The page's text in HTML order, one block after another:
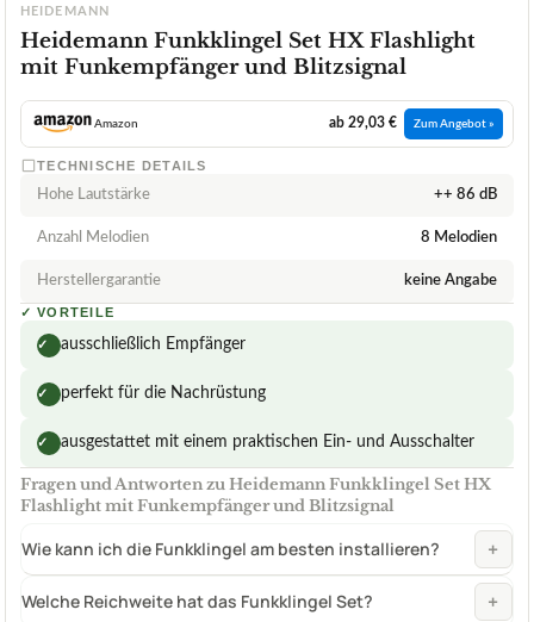
HEIDEMANN
Heidemann Funkklingel Set HX Flashlight
mit Funkempfänger und Blitzsignal
Amazon ab 29,03 € Zum Angebot »
TECHNISCHE DETAILS
Hohe Lautstärke ++ 86 dB
Anzahl Melodien 8 Melodien
Herstellergarantie keine Angabe
✓ VORTEILE
✓ ausschließlich Empfänger
✓ perfekt für die Nachrüstung
✓ ausgestattet mit einem praktischen Ein- und Ausschalter
Fragen und Antworten zu Heidemann Funkklingel Set HX
Flashlight mit Funkempfänger und Blitzsignal
Wie kann ich die Funkklingel am besten installieren? +
Welche Reichweite hat das Funkklingel Set? +